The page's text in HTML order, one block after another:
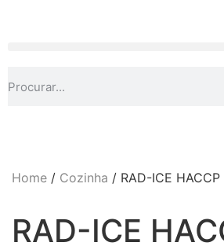
Home / Cozinha / RAD-ICE HACCP
RAD-ICE